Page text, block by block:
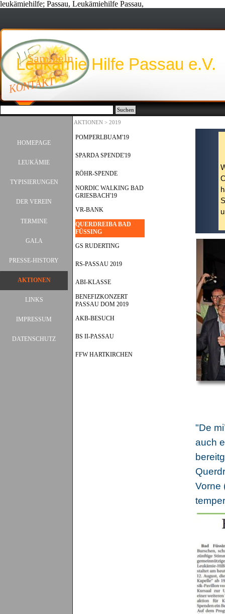
leukämiehilfe; Passau, Leukämiehilfe Passau,
Leukämie Hilfe Passau e.V.
Sammeln
KONTAKT
Suchen
Menü überspringen
HOMEPAGE
LEUKÄMIE
TYPISIERUNGEN
DER VEREIN
TERMINE ▼
GALA
PRESSE-HISTORY ▼
AKTIONEN ▼
LINKS
IMPRESSUM
DATENSCHUTZ
AKTIONEN > 2019
POMPERLBUAM'19
SPARDA SPENDE'19
RÖHR-SPENDE
NORDIC WALKING BAD
GRIESBACH'19
VR-BANK
QUERDREIBA BAD
FÜSSING
GS RUDERTING
RS-PASSAU 2019
ABI-KLASSE
BENEFIZKONZERT
PASSAU DOM 2019
AKB-BESUCH
BS II-PASSAU
FFW HARTKIRCHEN
"De
auch
Vorne